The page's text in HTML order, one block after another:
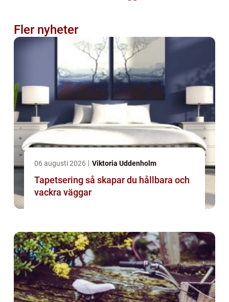
Fler nyheter
06 augusti 2026 Viktoria Uddenholm
Tapetsering så skapar du hållbara och
vackra väggar